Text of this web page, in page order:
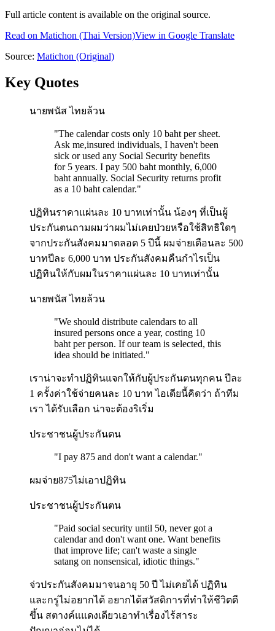
Full article content is available on the original source.
Read on Matichon (Thai Version)View in Google Translate
Source: Matichon (Original)
Key Quotes
นายพนัส ไทยล้วน
"The calendar costs only 10 baht per sheet.
Ask me,insured individuals, I haven't been
sick or used any Social Security benefits
for 5 years. I pay 500 baht monthly, 6,000
baht annually. Social Security returns profit
as a 10 baht calendar."
ปฏิทินราคาแผ่นละ 10 บาทเท่านั้น น้องๆ ที่เป็นผู้
ประกันตนถามผมว่าผมไม่เคยป่วยหรือใช้สิทธิใดๆ
จากประกันสังคมมาตลอด 5 ปีนี้ ผมจ่ายเดือนละ 500
บาทปีละ 6,000 บาท ประกันสังคมคืนกำไรเป็น
ปฏิทินให้กับผมในราคาแผ่นละ 10 บาทเท่านั้น
นายพนัส ไทยล้วน
"We should distribute calendars to all
insured persons once a year, costing 10
baht per person. If our team is selected, this
idea should be initiated."
เราน่าจะทำปฏิทินแจกให้กับผู้ประกันตนทุกคน ปีละ
1 ครั้งค่าใช้จ่ายคนละ 10 บาท ไอเดียนี้คิดว่า ถ้าทีม
เรา ได้รับเลือก น่าจะต้องริเริ่ม
ประชาชนผู้ประกันตน
"I pay 875 and don't want a calendar."
ผมจ่าย875ไม่เอาปฏิทิน
ประชาชนผู้ประกันตน
"Paid social security until 50, never got a
calendar and don't want one. Want benefits
that improve life; can't waste a single
satang on nonsensical, idiotic things."
จ่วประกันสังคมมาจนอายุ 50 ปี ไม่เคยได้ ปฏิทิน
และกรู่ไม่อยากได้ อยากได้สวัสดิการที่ทำให้ชีวิตดี
ขึ้น สตางค์แแดงเดียวเอาทำเรื่องไร้สาระ